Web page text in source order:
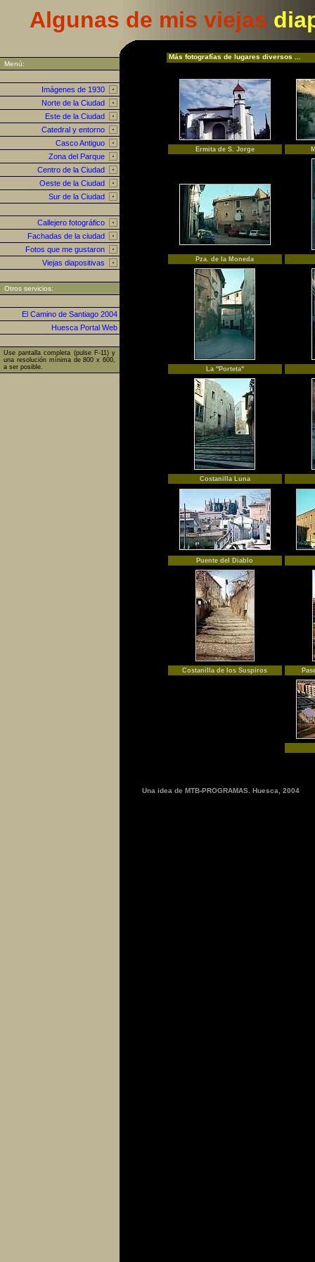
Más fotografías de lugares diversos ...
Menú:
Imágenes de 1930
Norte de la Ciudad
Este de la Ciudad
Catedral y entorno
Casco Antiguo
Zona del Parque
Centro de la Ciudad
Oeste de la Ciudad
Sur de la Ciudad
Callejero fotográfico
Fachadas de la ciudad
Fotos que me gustaron
Viejas diapositivas
Otros servicios:
El Camino de Santiago 2004
Huesca Portal Web
Use pantalla completa (pulse F-11) y
una resolución mínima de 800 x 600,
a ser posible.
Algunas de mis viejas
Ermita de S. Jorge
Pza. de la Moneda
La "Porteta"
Costanilla Luna
Puente del Diablo
Costanilla de los Suspiros
Una idea de MTB-PROGRAMAS. Huesca, 2004